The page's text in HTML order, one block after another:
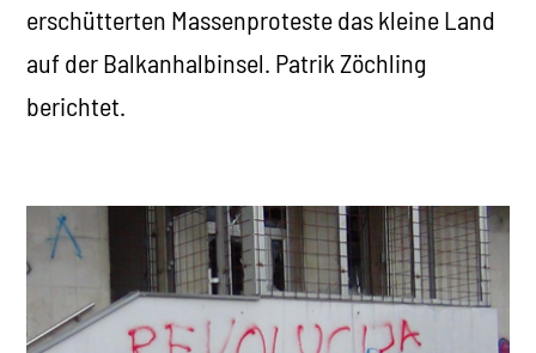
erschütterten Massenproteste das kleine Land
auf der Balkanhalbinsel. Patrik Zöchling
berichtet.